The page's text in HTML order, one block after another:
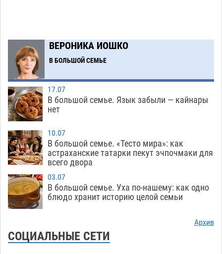
в музее Пушкина в Москве
06.08 223
13:50
Мэрия Астрахани переводит городские
зеленые зоны на автоматический полив
13:13
Скончался второй ребенок после пожара в
Астрахани
12:49
Астраханские гандболисты с крупной победы
стартовали на Всероссийской Спартакиаде
12:16
В астраханском селе невестка изрешетила
машину свекрови
06.08
нелегалов прямым рейсом из Шереметьево
ВЕРОНИКА ИОШКО
В БОЛЬШОЙ СЕМЬЕ
17.07
В большой семье. Язык забыли — кайнары
нет
10.07
В большой семье. «Тесто мира»: как
астраханские татарки пекут эчпочмаки для
всего двора
03.07
В большой семье. Уха по-нашему: как одно
блюдо хранит историю целой семьи
Архив
СОЦИАЛЬНЫЕ СЕТИ